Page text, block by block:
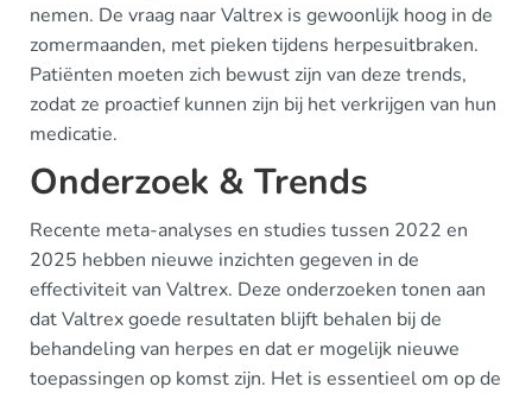
nemen. De vraag naar Valtrex is gewoonlijk hoog in de
zomermaanden, met pieken tijdens herpesuitbraken.
Patiënten moeten zich bewust zijn van deze trends,
zodat ze proactief kunnen zijn bij het verkrijgen van hun
medicatie.
Onderzoek & Trends
Recente meta-analyses en studies tussen 2022 en
2025 hebben nieuwe inzichten gegeven in de
effectiviteit van Valtrex. Deze onderzoeken tonen aan
dat Valtrex goede resultaten blijft behalen bij de
behandeling van herpes en dat er mogelijk nieuwe
toepassingen op komst zijn. Het is essentieel om op de